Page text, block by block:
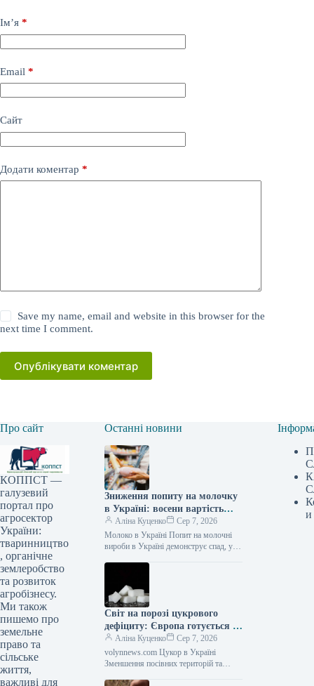
Ім’я *
Email *
Сайт
Додати коментар *
Save my name, email and website in this browser for the
next time I comment.
Опублікувати коментар
Про сайт
КОППСТ —
галузевий
портал про
агросектор
України:
тваринництво
, органічне
землеробство
та розвиток
агробізнесу.
Ми також
пишемо про
земельне
право та
сільське
життя,
важливі для
Останні новини
Зниження попиту на молочку
в Україні: восени вартість
може підскочити на 10% —
АГРОПОЛІТ
Аліна Куценко
Сер 7, 2026
Молоко в Україні Попит на молочні
вироби в Україні демонструє спад, у
Світ на порозі цукрового
дефіциту: Європа готується до
найгіршого врожаю за
десятиліття — АГРОПОЛІТ
Аліна Куценко
Сер 7, 2026
volynnews.com Цукор в Україні
Зменшення посівних територій та
и